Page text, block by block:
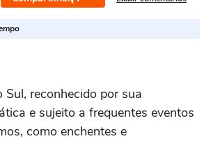
Sul, reconhecido por sua
e sujeito a frequentes eventos
como enchentes e